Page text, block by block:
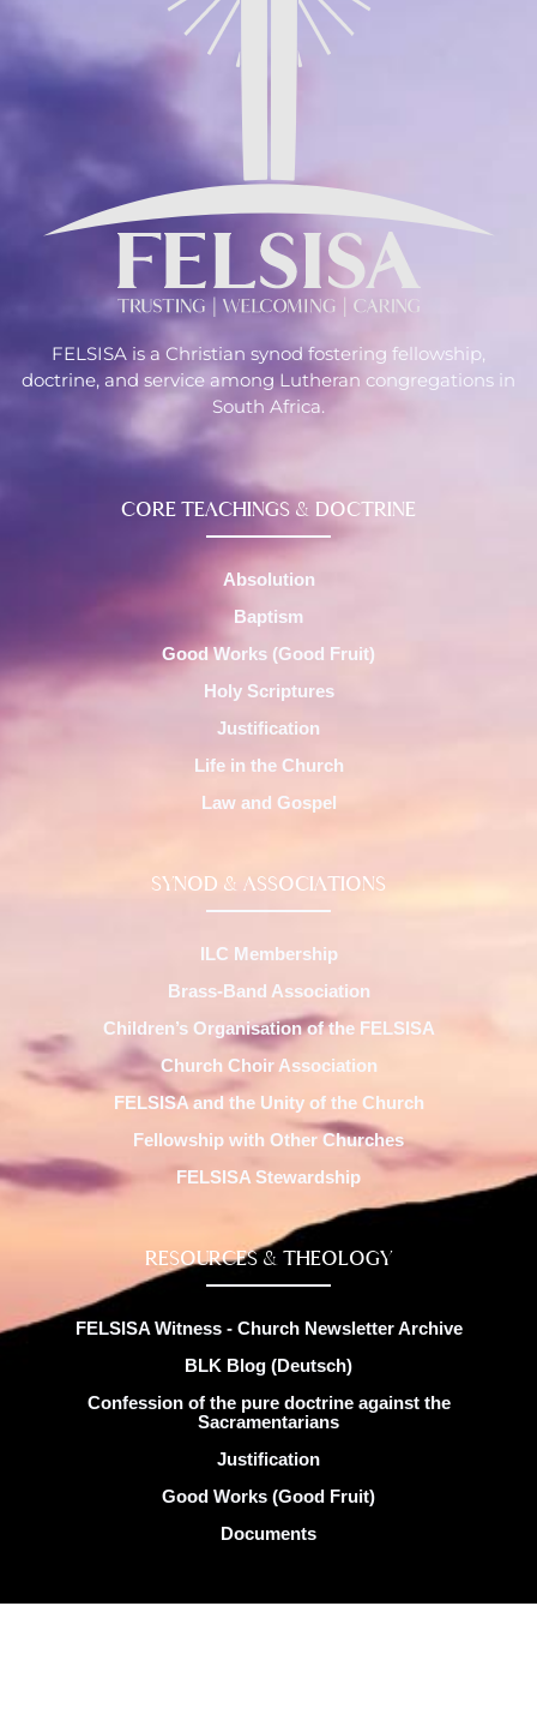
FELSISA is a Christian synod fostering fellowship,
doctrine, and service among Lutheran congregations in
South Africa.
CORE TEACHINGS & DOCTRINE
Absolution
Baptism
Good Works (Good Fruit)
Holy Scriptures
Justification
Life in the Church
Law and Gospel
SYNOD & ASSOCIATIONS
ILC Membership
Brass-Band Association
Children’s Organisation of the FELSISA
Church Choir Association
FELSISA and the Unity of the Church
Fellowship with Other Churches
FELSISA Stewardship
RESOURCES & THEOLOGY
FELSISA Witness - Church Newsletter Archive
BLK Blog (Deutsch)
Confession of the pure doctrine against the
Sacramentarians
Justification
Good Works (Good Fruit)
Documents